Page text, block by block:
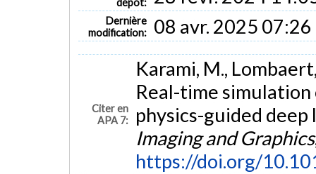
Dernière
modification:
08 avr. 2025 07:26
Citer en
APA 7:
Karami, M.,
Real-time
physics-guided
Imaging and Graphics
https://doi.org/